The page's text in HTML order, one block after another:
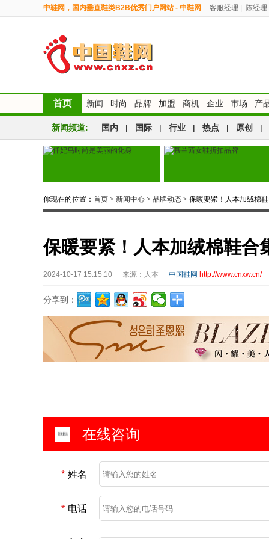
中鞋网，国内垂直鞋类B2B优秀门户网站 - 中鞋网 客服经理 陈经理
首页 新闻 时尚 品牌 加盟 商机 企业 市场 产
新闻频道: 国内 | 国际 | 行业 | 热点 | 原创 |
你现在的位置： 首页 > 新闻中心 > 品牌动态 > 保暖要紧！人本加绒棉
保暖要紧！人本加绒棉鞋合
2024-10-17 15:15:10 来源：人本 中国鞋网 http://www.cnxw.cn/
分享到：
在线咨询
* 姓名
* 电话